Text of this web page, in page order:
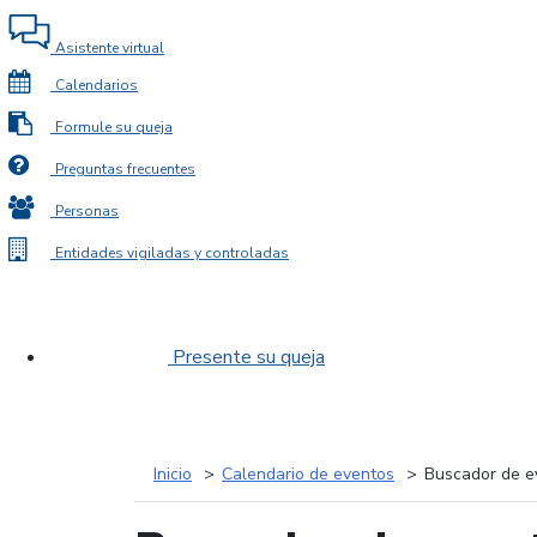
Asistente virtual
Calendarios
Formule su queja
Preguntas frecuentes
Personas
Entidades vigiladas y controladas
Presente su queja
Inicio Calendario de eventos Buscador de